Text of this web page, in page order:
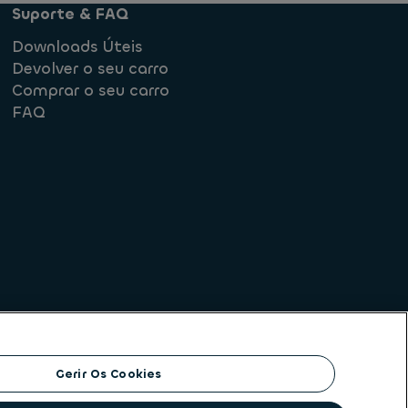
Suporte & FAQ
Downloads Úteis
Devolver o seu carro
Comprar o seu carro
FAQ
de crédito
Gerir Os Cookies